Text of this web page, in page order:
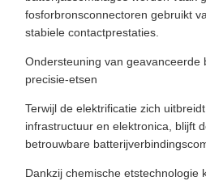
fosforbronsconnectoren gebruikt
stabiele contactprestaties.
Ondersteuning van geavanceerde
precisie-etsen
Terwijl de elektrificatie zich
infrastructuur en elektronica, blijft
betrouwbare
Dankzij chemische etstechnologie